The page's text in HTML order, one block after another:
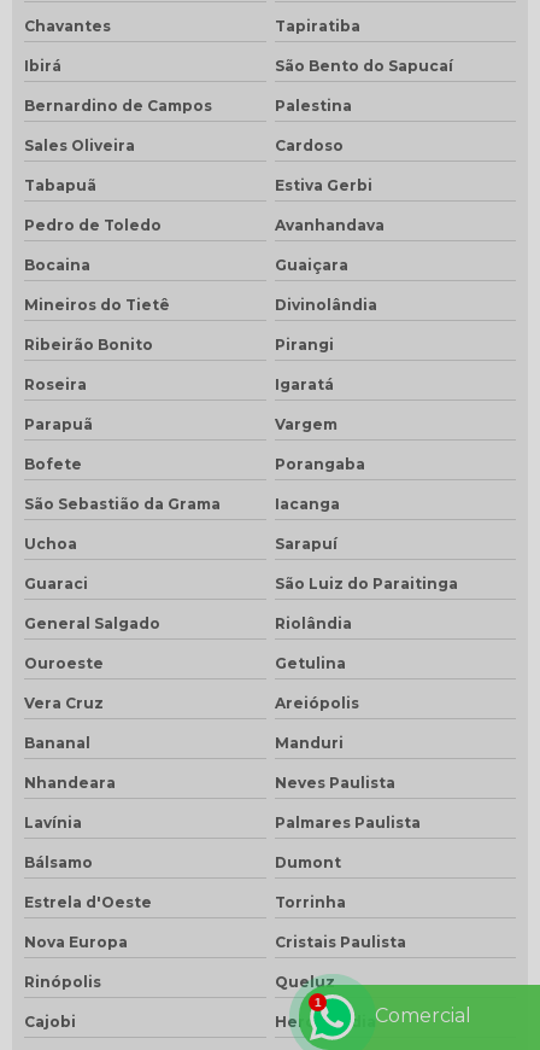
Chavantes Tapiratiba
Ibirá São Bento do Sapucaí
Bernardino de Campos Palestina
Sales Oliveira Cardoso
Tabapuã Estiva Gerbi
Pedro de Toledo Avanhandava
Bocaina Guaiçara
Mineiros do Tietê Divinolândia
Ribeirão Bonito Pirangi
Roseira Igaratá
Parapuã Vargem
Bofete Porangaba
São Sebastião da Grama Iacanga
Uchoa Sarapuí
Guaraci São Luiz do Paraitinga
General Salgado Riolândia
Ouroeste Getulina
Vera Cruz Areiópolis
Bananal Manduri
Nhandeara Neves Paulista
Lavínia Palmares Paulista
Bálsamo Dumont
Estrela d'Oeste Torrinha
Nova Europa Cristais Paulista
Rinópolis Queluz
Cajobi Herculândia Comercial